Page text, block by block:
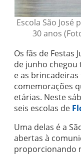
Escola São
30 anos
Os fãs de Festas
de junho
e as brincadeiras
comemorações
etárias. Neste
seis escolas de
Uma delas é a
abertas à
proporcionando